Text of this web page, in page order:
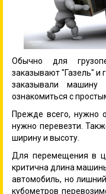
Обычно для
заказывают "Газель" и
заказывали
ознакомиться с
Прежде всего, нужно
нужно перевезти.
ширину и высоту.
Для перемещения в
критична длина
автомобиль, но
кубометров